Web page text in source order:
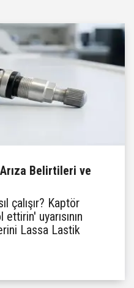
Belirtileri ve
çalışır? Kaptör
uyarısının
Lassa Lastik